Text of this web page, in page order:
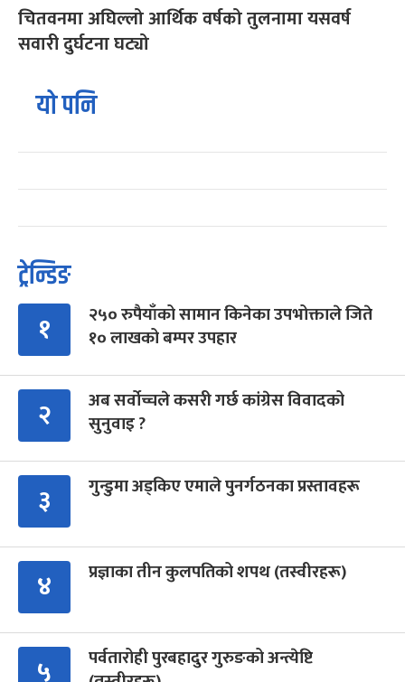
चितवनमा अघिल्लो आर्थिक वर्षको तुलनामा यसवर्ष
सवारी दुर्घटना घट्यो
यो पनि
ट्रेन्डिङ
१
२५० रुपैयाँको सामान किनेका उपभोक्ताले जिते
१० लाखको बम्पर उपहार
२
अब सर्वोच्चले कसरी गर्छ कांग्रेस विवादको
सुनुवाइ ?
३ गुन्डुमा अड्किए एमाले पुनर्गठनका प्रस्तावहरू
४ प्रज्ञाका तीन कुलपतिको शपथ (तस्वीरहरू)
५
पर्वतारोही पुरबहादुर गुरुङको अन्त्येष्टि